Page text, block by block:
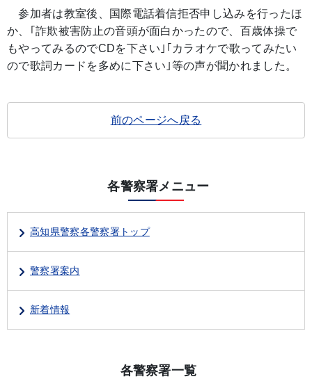
参加者は教室後、国際電話着信拒否申し込みを行ったほ
か、｢詐欺被害防止の音頭が面白かったので、百歳体操で
もやってみるのでCDを下さい｣｢カラオケで歌ってみたい
ので歌詞カードを多めに下さい｣等の声が聞かれました。
前のページへ戻る
各警察署メニュー
高知県警察各警察署トップ
警察署案内
新着情報
各警察署一覧